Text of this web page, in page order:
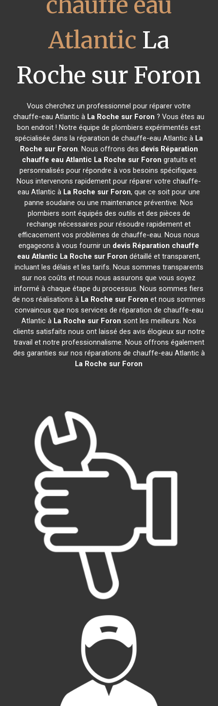
Atlantic La
Roche sur Foron
Vous cherchez un professionnel pour réparer votre
chauffe-eau Atlantic à La Roche sur Foron ? Vous êtes au
bon endroit ! Notre équipe de plombiers expérimentés est
spécialisée dans la réparation de chauffe-eau Atlantic à La
Roche sur Foron. Nous offrons des devis Réparation
chauffe eau Atlantic La Roche sur Foron gratuits et
personnalisés pour répondre à vos besoins spécifiques.
Nous intervenons rapidement pour réparer votre chauffe-
eau Atlantic à La Roche sur Foron, que ce soit pour une
panne soudaine ou une maintenance préventive. Nos
plombiers sont équipés des outils et des pièces de
rechange nécessaires pour résoudre rapidement et
efficacement vos problèmes de chauffe-eau. Nous nous
engageons à vous fournir un devis Réparation chauffe
eau Atlantic La Roche sur Foron détaillé et transparent,
incluant les délais et les tarifs. Nous sommes transparents
sur nos coûts et nous nous assurons que vous soyez
informé à chaque étape du processus. Nous sommes fiers
de nos réalisations à La Roche sur Foron et nous sommes
convaincus que nos services de réparation de chauffe-eau
Atlantic à La Roche sur Foron sont les meilleurs. Nos
clients satisfaits nous ont laissé des avis élogieux sur notre
travail et notre professionnalisme. Nous offrons également
des garanties sur nos réparations de chauffe-eau Atlantic à
La Roche sur Foron